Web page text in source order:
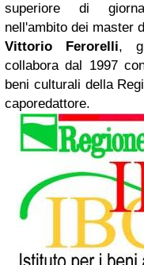
superiore di
nell'ambito dei master
Vittorio Ferorelli,
collabora dal 1997
beni culturali della
caporedattore.